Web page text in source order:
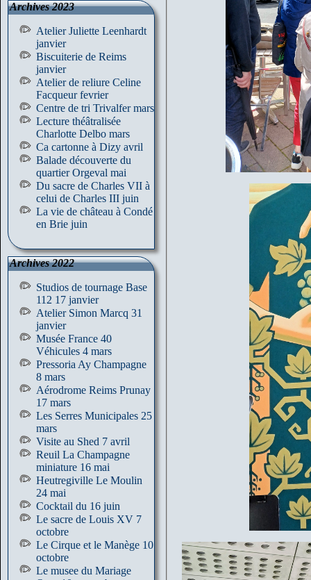
Archives 2023
Atelier Juliette Leenhardt
janvier
Biscuiterie de Reims
janvier
Atelier de reliure Celine
Facqueur fevrier
Centre de tri Trivalfer mars
Lecture théâtralisée
Charlotte Delbo mars
Ca cartonne à Dizy avril
Balade découverte du
quartier Orgeval mai
Du sacre de Charles VII à
celui de Charles III juin
La vie de château à Condé
en Brie juin
Archives 2022
Studios de tournage Base
112 17 janvier
Atelier Simon Marcq 31
janvier
Musée France 40
Véhicules 4 mars
Pressoria Ay Champagne
8 mars
Aérodrome Reims Prunay
17 mars
Les Serres Municipales 25
mars
Visite au Shed 7 avril
Reuil La Champagne
miniature 16 mai
Heutregiville Le Moulin
24 mai
Cocktail du 16 juin
Le sacre de Louis XV 7
octobre
Le Cirque et le Manège 10
octobre
Le musee du Mariage